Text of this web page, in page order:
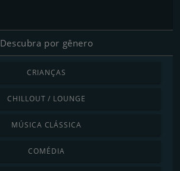
Descubra por gênero
CRIANÇAS
CHILLOUT / LOUNGE
MÚSICA CLÁSSICA
COMÉDIA